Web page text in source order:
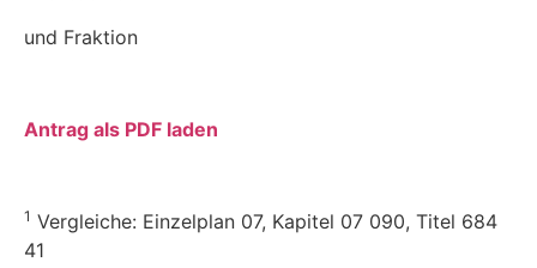
und Fraktion
Antrag als PDF laden
1 Vergleiche: Einzelplan 07, Kapitel 07 090, Titel 684
41